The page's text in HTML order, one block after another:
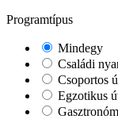
Programtípus
Mindegy
Családi
Csoportos
Egzotikus